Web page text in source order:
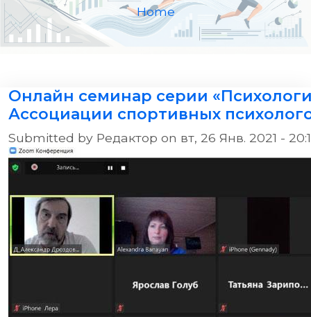
Home
Онлайн семинар серии
Ассоциации спортивных
Submitted by Редактор on вт, 26 Янв. 2021 -